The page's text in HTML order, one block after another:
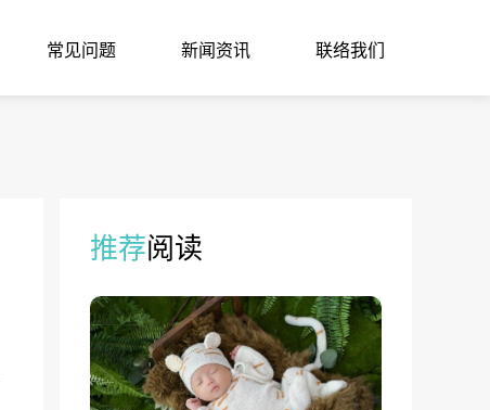
常见问题 新闻资讯 联络我们
推荐阅读